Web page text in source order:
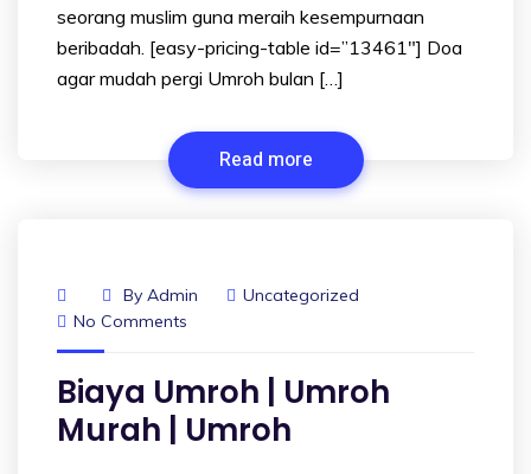
seorang muslim guna meraih kesempurnaan
beribadah. [easy-pricing-table id=”13461″] Doa
agar mudah pergi Umroh bulan […]
Read more
By Admin
Uncategorized
No Comments
Biaya Umroh | Umroh
Murah | Umroh